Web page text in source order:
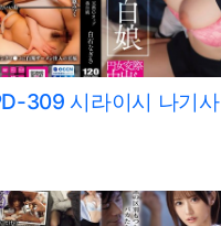
309 시라이시 나기사